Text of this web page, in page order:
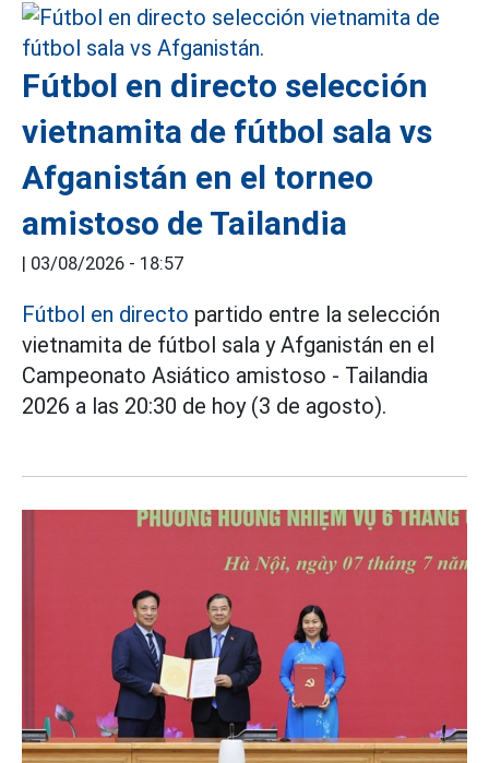
Fútbol en directo selección
vietnamita de fútbol sala vs
Afganistán en el torneo
amistoso de Tailandia
| 03/08/2026 - 18:57
Fútbol en directo partido entre la selección
vietnamita de fútbol sala y Afganistán en el
Campeonato Asiático amistoso - Tailandia
2026 a las 20:30 de hoy (3 de agosto).